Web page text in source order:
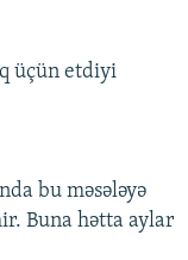
üçün etdiyi
bu məsələyə
Buna hətta aylar